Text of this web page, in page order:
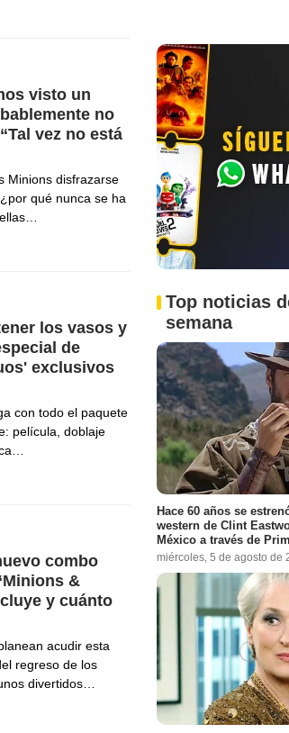
visto un
no
vez no está
Minions disfrazarse
qué nunca se ha
los vasos y
de
exclusivos
con todo el paquete
película, doblaje
combo
&
y cuánto
acudir esta
regreso de los
divertidos…
Top noticias
semana
Hace 60 años se
western de Clint
México a través de
miércoles, 5 de agosto de